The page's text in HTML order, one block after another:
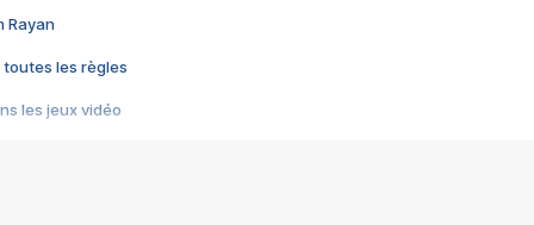
Rayan
toutes les règles
les jeux vidéo